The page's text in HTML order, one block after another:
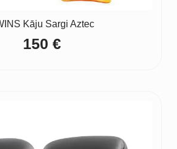
Kāju Sargi Aztec
150 €